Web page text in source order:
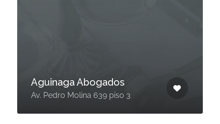
Aguinaga Abogados
Av. Pedro Molina 639 piso 3